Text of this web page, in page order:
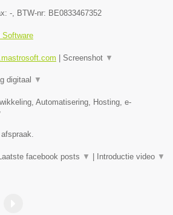
-, BTW-nr: BE0833467352
Software
Screenshot ▼
digitaal ▼
Automatisering, Hosting, e-
facebook posts ▼ Introductie video ▼